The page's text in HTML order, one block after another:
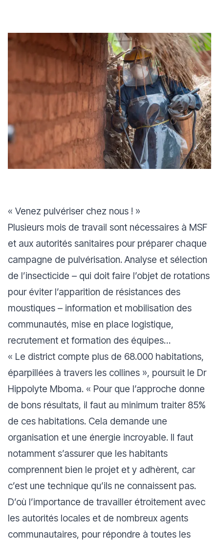
« Venez pulvériser chez nous ! »
Plusieurs mois de travail sont nécessaires à MSF
et aux autorités sanitaires pour préparer chaque
campagne de pulvérisation. Analyse et sélection
de l’insecticide – qui doit faire l’objet de rotations
pour éviter l’apparition de résistances des
moustiques – information et mobilisation des
communautés, mise en place logistique,
recrutement et formation des équipes…
« Le district compte plus de 68.000 habitations,
éparpillées à travers les collines », poursuit le Dr
Hippolyte Mboma. « Pour que l’approche donne
de bons résultats, il faut au minimum traiter 85%
de ces habitations. Cela demande une
organisation et une énergie incroyable. Il faut
notamment s’assurer que les habitants
comprennent bien le projet et y adhèrent, car
c’est une technique qu’ils ne connaissent pas.
D’où l’importance de travailler étroitement avec
les autorités locales et de nombreux agents
communautaires, pour répondre à toutes les